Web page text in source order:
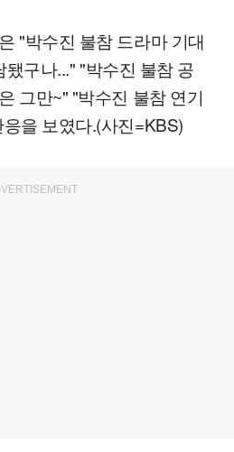
"박수진 불참 드라마 기대
구나..." "박수진 불참 공
그만~" "박수진 불참 연기
을 보였다.(사진=KBS)